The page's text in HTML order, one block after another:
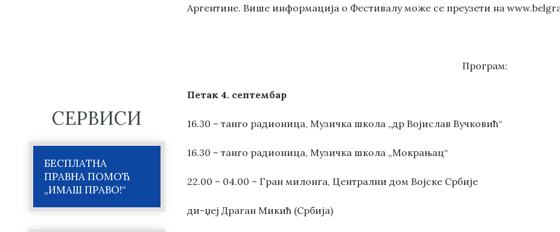
СЕРВИСИ
БЕСПЛАТНА
ПРАВНА ПОМОЋ
„ИМАШ ПРАВО!“
Аргентине. Више информација о Фестивалу може се преузети на
Програм:
Петак 4. септембар
16.30 – танго радионица, Музичка школа „др Војислав Вучковић“
16.30 – танго радионица, Музичка школа „Мокрањац“
22.00 – 04.00 – Гран милонга, Централни дом Војске Србије
ди-џеј Драган Микић (Србија)